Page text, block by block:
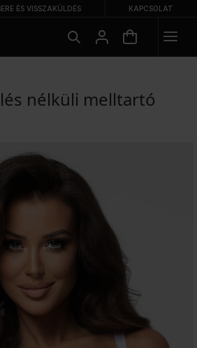
ÉS VISSZAKÜLDÉS KAPCSOLAT
nélküli melltartó